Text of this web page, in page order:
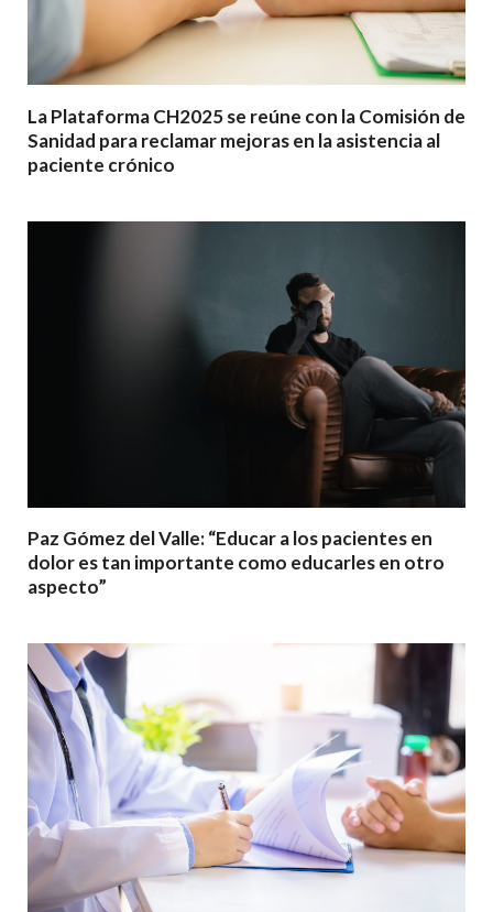
La Plataforma CH2025 se reúne con la Comisión de
Sanidad para reclamar mejoras en la asistencia al
paciente crónico
Paz Gómez del Valle: “Educar a los pacientes en
dolor es tan importante como educarles en otro
aspecto”